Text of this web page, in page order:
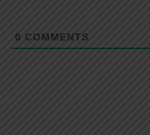
0 COMMENTS